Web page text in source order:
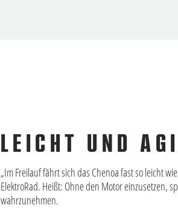
LEICHT UND
„Im Freilauf fährt sich das Chenoa fast so leicht
ElektroRad. Heißt: Ohne den Motor einzusetzen,
wahrzunehmen.